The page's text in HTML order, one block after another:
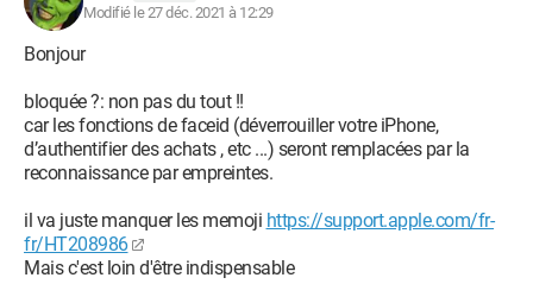
Modifié le 27 déc. 2021 à 12:29
Bonjour
bloquée ?: non pas du tout !!
car les fonctions de faceid (déverrouiller votre iPhone,
d’authentifier des achats , etc ...) seront remplacées par la
reconnaissance par empreintes.
il va juste manquer les memoji https://support.apple.com/fr-
fr/HT208986
Mais c'est loin d'être indispensable